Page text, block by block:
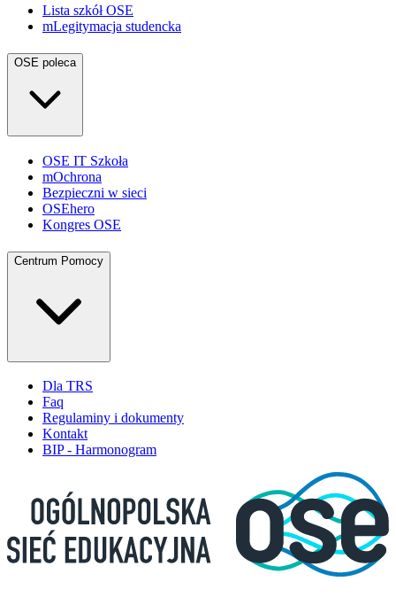
Lista szkół OSE
mLegitymacja studencka
OSE poleca
OSE IT Szkoła
mOchrona
Bezpieczni w sieci
OSEhero
Kongres OSE
Centrum Pomocy
Dla TRS
Faq
Regulaminy i dokumenty
Kontakt
BIP - Harmonogram